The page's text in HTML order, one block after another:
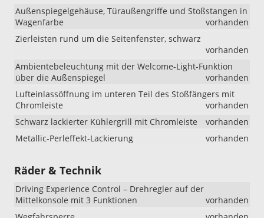
Außenspiegelgehäuse, Türaußengriffe und Stoßstangen in
Wagenfarbe
vorhanden
Zierleisten rund um die Seitenfenster, schwarz
vorhanden
Ambientebeleuchtung mit der Welcome-Light-Funktion
über die Außenspiegel
vorhanden
Lufteinlassöffnung im unteren Teil des Stoßfängers mit
Chromleiste
vorhanden
Schwarz lackierter Kühlergrill mit Chromleiste
vorhanden
Metallic-Perleffekt-Lackierung
vorhanden
Räder & Technik
Driving Experience Control – Drehregler auf der
Mittelkonsole mit 3 Funktionen
vorhanden